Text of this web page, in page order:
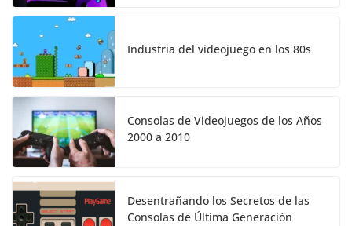
Industria del videojuego en los 80s
Consolas de Videojuegos de los Años
2000 a 2010
Desentrañando los Secretos de las
Consolas de Última Generación